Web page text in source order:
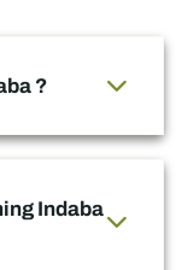
?
Indaba